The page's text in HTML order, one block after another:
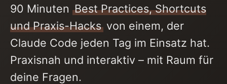
90 Minuten Best Practices, Shortcuts
und Praxis-Hacks von einem, der
Claude Code jeden Tag im Einsatz hat.
Praxisnah und interaktiv – mit Raum für
deine Fragen.